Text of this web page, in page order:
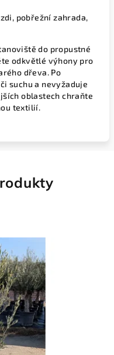
pobřežní zahrada,
do propustné
odkvětlé výhony pro
dřeva. Po
suchu a nevyžaduje
oblastech chraňte
textilií.